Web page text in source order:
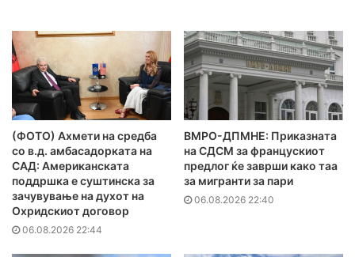
(ФОТО) Ахмети на средба
со в.д. амбасадорката на
САД: Американската
поддршка е суштинска за
зачувување на духот на
Охридскиот договор
06.08.2026 22:44
ВМРО-ДПМНЕ: Приказната
на СДСМ за францускиот
предлог ќе заврши како таа
за мигранти за пари
06.08.2026 22:40